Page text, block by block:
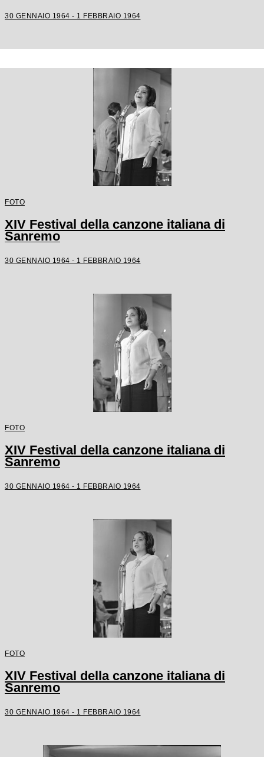
30 GENNAIO 1964 - 1 FEBBRAIO 1964
FOTO
XIV Festival della canzone italiana di
Sanremo
30 GENNAIO 1964 - 1 FEBBRAIO 1964
FOTO
XIV Festival della canzone italiana di
Sanremo
30 GENNAIO 1964 - 1 FEBBRAIO 1964
FOTO
XIV Festival della canzone italiana di
Sanremo
30 GENNAIO 1964 - 1 FEBBRAIO 1964